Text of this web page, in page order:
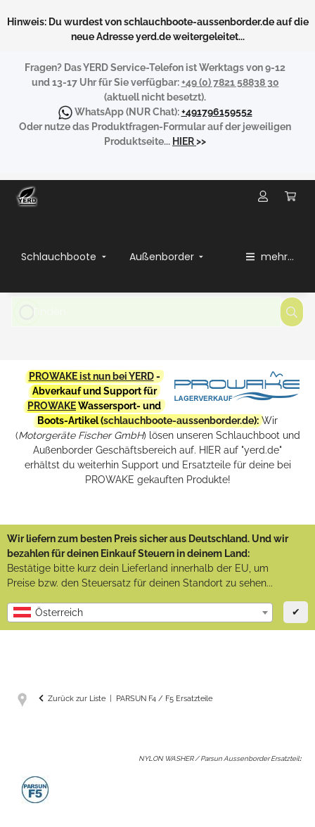
Hinweis: Du wurdest von schlauchboote-aussenborder.de auf die
neue Adresse yerd.de weitergeleitet...
Fragen? Das YERD Service-Telefon ist Werktags von 9-12
und 13-17 Uhr für Sie verfügbar:+49 (0) 7821 58838 30
(aktuell nicht besetzt).
WhatsApp(NUR Chat):+491796159552
Oder nutze das Produktfragen-Formular auf der jeweiligen
Produktseite... HIER>>
Schlauchboote Außenborder mehr...
PROWAKE ist nun bei YERD-
Abverkauf und Support für
PROWAKEWassersport- und
Boots-Artikel (schlauchboote-aussenborder.de): Wir
(Motorgeräte Fischer GmbH) lösen unseren Schlauchboot und
Außenborder Geschäftsbereich auf. HIER auf "yerd.de"
erhältst du weiterhin Support und Ersatzteile für deine bei
PROWAKE gekauften Produkte!
Wir liefern zum besten Preis sicher aus Deutschland. Und wir
bezahlen für deinen Einkauf Steuern in deinem Land:
Bestätige bitte kurz dein Lieferland innerhalb der EU, um
Preise bzw. den Steuersatz für deinen Standort zu sehen...
Österreich ✔
Zurück zur Liste PARSUN F4 / F5 Ersatzteile
NYLON WASHER / Parsun Aussenborder Ersatzteil: